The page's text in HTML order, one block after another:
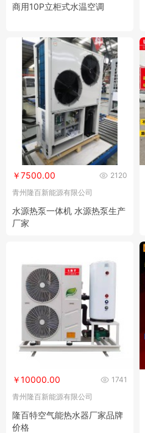
商用10P立柜式水温空调
2120
￥7500.00
青州隆百新能源有限公司
水源热泵一体机 水源热泵生产
厂家
1741
￥10000.00
青州隆百新能源有限公司
隆百特空气能热水器厂家品牌
价格